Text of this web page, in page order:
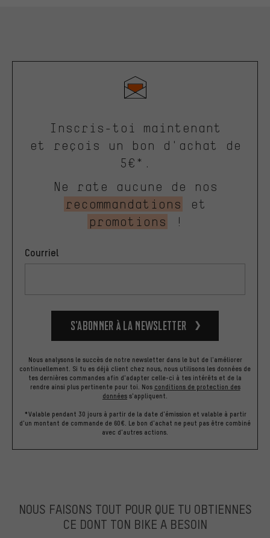
Inscris-toi maintenant
et reçois un bon d'achat de
5€*.
Ne rate aucune de nos
recommandations
et
promotions
!
Courriel
S’abonner à la newsletter
Nous analysons le succès de notre newsletter dans le but de l'améliorer
continuellement. Si tu es déjà client chez nous, nous utilisons les données de
tes dernières commandes afin d'adapter celle-ci à tes intérêts et de la
rendre ainsi plus pertinente pour toi. Nos conditions de protection des
données s'appliquent.
*Valable pendant 30 jours à partir de la date d'émission et valable à partir
d'un montant de commande de 60€. Le bon d'achat ne peut pas être combiné
avec d'autres actions.
NOUS FAISONS TOUT POUR QUE TU OBTIENNES
CE DONT TON BIKE A BESOIN